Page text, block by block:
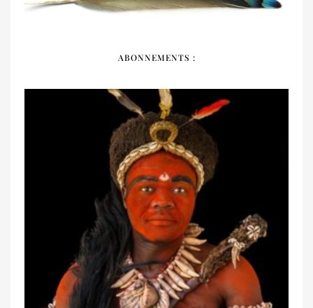
ABONNEMENTS :